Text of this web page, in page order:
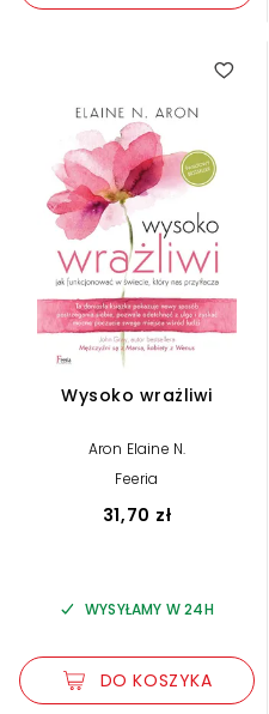
Wysoko wrażliwi
Aron Elaine N.
Feeria
31,70 zł
WYSYŁAMY W 24H
DO KOSZYKA